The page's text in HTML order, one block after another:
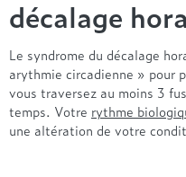
2x 100x200
Nos matelas par
Ressorts
Mémoire de forme
Hybride
Composition de nos
Matelas + Sommier +
Nos ensembles de lit
Alpen
2x 100x200
Nos sommiers par
Lattes
Relaxation
Ressort
André Renault
L'Atelier
Nos têtes de lit par prix
Nos oreillers par marque
Brun de Vian Tiran
Hotel & Lodge
Lestra
Pyrenex
Synthétique
Nos couettes par saison
4 saisons
Été
280x240
Notre linge de lit
Draps housse
Taies
Draps plats
140x190
160x200
130x190
140x200
Nos convertibles par
décalage
Le syndrome du décalage
arythmie circadienne » pour
vous traversez au moins 3
temps. Votre rythme
une altération de votre